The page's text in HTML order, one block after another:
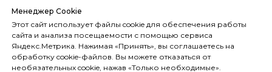
Менеджер Cookie
Этот сайт использует файлы cookie для обеспечения работы
сайта и анализа посещаемости с помощью сервиса
Яндекс.Метрика. Нажимая «Принять», вы соглашаетесь на
обработку cookie-файлов. Вы можете отказаться от
необязательных cookie, нажав «Только необходимые».